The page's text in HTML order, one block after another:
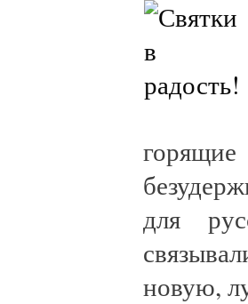
для
новую,